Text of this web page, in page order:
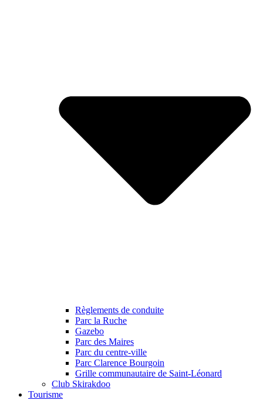
Règlements de conduite
Parc la Ruche
Gazebo
Parc des Maires
Parc du centre-ville
Parc Clarence Bourgoin
Grille communautaire de Saint-Léonard
Club Skirakdoo
Tourisme